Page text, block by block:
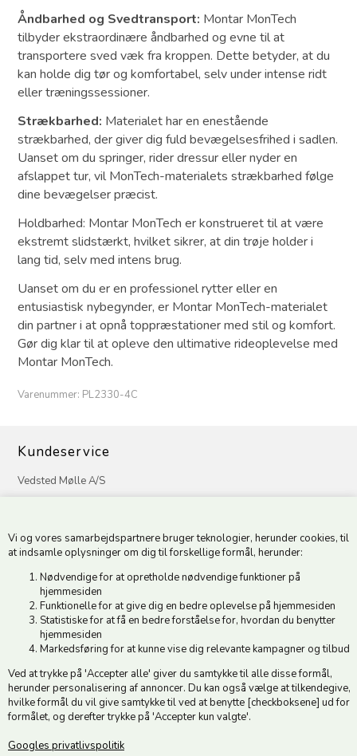
Vi og vores samarbejdspartnere bruger teknologier, herunder cookies, til
at indsamle oplysninger om dig til forskellige formål, herunder:
Nødvendige for at opretholde nødvendige funktioner på
hjemmesiden
Funktionelle for at give dig en bedre oplevelse på hjemmesiden
Statistiske for at få en bedre forståelse for, hvordan du benytter
hjemmesiden
Markedsføring for at kunne vise dig relevante kampagner og tilbud
Ved at trykke på 'Accepter alle' giver du samtykke til alle disse formål,
herunder personalisering af annoncer. Du kan også vælge at tilkendegive,
hvilke formål du vil give samtykke til ved at benytte [checkboksene] ud for
formålet, og derefter trykke på 'Accepter kun valgte'.
Googles privatlivspolitik
Åndbarhed og Svedtransport: Montar MonTech
tilbyder ekstraordinære åndbarhed og evne til at
transportere sved væk fra kroppen. Dette betyder, at du
kan holde dig tør og komfortabel, selv under intense ridt
eller træningssessioner.
Strækbarhed: Materialet har en enestående
strækbarhed, der giver dig fuld bevægelsesfrihed i sadlen.
Uanset om du springer, rider dressur eller nyder en
afslappet tur, vil MonTech-materialets strækbarhed følge
dine bevægelser præcist.
Holdbarhed: Montar MonTech er konstrueret til at være
ekstremt slidstærkt, hvilket sikrer, at din trøje holder i
lang tid, selv med intens brug.
Uanset om du er en professionel rytter eller en
entusiastisk nybegynder, er Montar MonTech-materialet
din partner i at opnå toppræstationer med stil og komfort.
Gør dig klar til at opleve den ultimative rideoplevelse med
Montar MonTech.
Varenummer: PL2330-4C
Kundeservice
Vedsted Mølle A/S
CVR 49879415 Mailvedstedmoelle@post.tele.dk
Åbningstider: Man-Fre 9.00-17.00 | Middagslukket 12.00-12.30 |
Lørdag 9.00-12.00
Hold dig opdateret
Tilmeld dig vores nyhedsbrev og modtag gode tilbud :)